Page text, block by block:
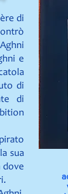
di
e
di
di
sua
dove